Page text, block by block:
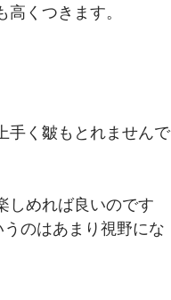
くつきます。
手く皺もとれませんで
しめれば良いのです
のはあまり視野にな